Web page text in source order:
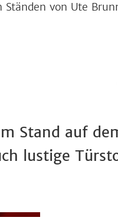
von Ute
Stand auf
lustige